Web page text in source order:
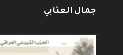
جمال العتابي